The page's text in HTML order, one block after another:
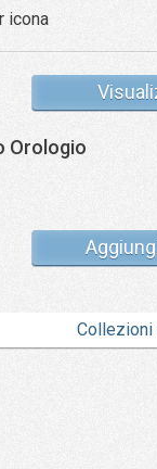
icona
Orologio
Collezioni